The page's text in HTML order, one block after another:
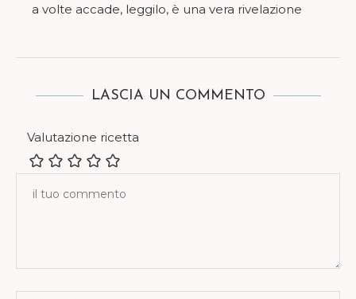
a volte accade, leggilo, è una vera rivelazione
LASCIA UN COMMENTO
Valutazione ricetta